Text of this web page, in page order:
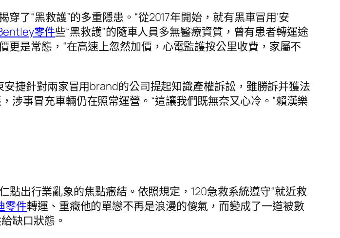
了“黑救護”的多重隱患。“從2017年開始，就有黑車冒用‘安
零件些“黑救護”的隨車人員多無醫療資質，曾有患者轉運途
更是常態，“在高速上忽然加價，心電監護按公里收費，家屬不
捷針對兩家冒用brand的公司提起知識產權訴訟，雖勝訴并獲法
涉事冒充車輛仍在照常運營。“這讓我們既無奈又心冷。”賴漢樂
出行業亂象的焦點癥結。依照規定，120急救系統遵守“就近救
零件轉運、重癥他的單戀不再是浪漫的傻氣，而變成了一道被數
缺口狀態。